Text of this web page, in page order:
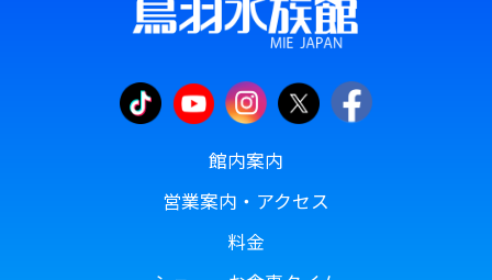
館内案内
営業案内・アクセス
料金